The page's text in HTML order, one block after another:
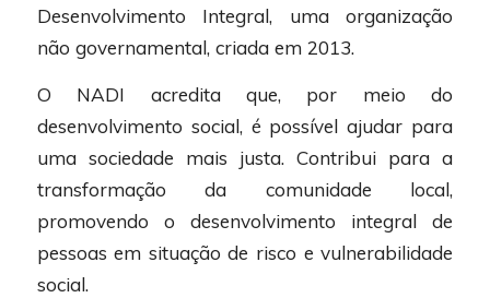
Desenvolvimento Integral, uma organização
não governamental, criada em 2013.
O NADI acredita que, por meio do
desenvolvimento social, é possível ajudar para
uma sociedade mais justa. Contribui para a
transformação da comunidade local,
promovendo o desenvolvimento integral de
pessoas em situação de risco e vulnerabilidade
social.